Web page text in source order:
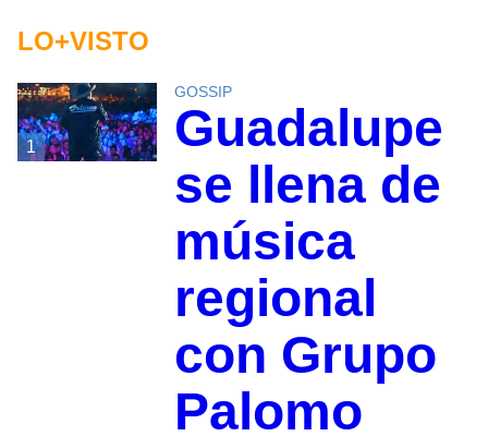
LO+VISTO
1
GOSSIP
Guadalupe
se llena de
música
regional
con Grupo
Palomo